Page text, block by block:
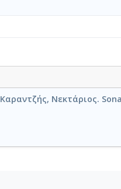
Καραντζής, Νεκτάριος.